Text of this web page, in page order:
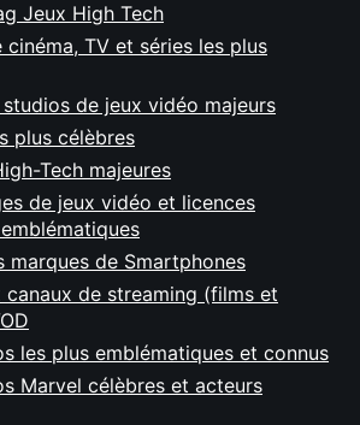
Jeux High Tech
cinéma, TV et séries les plus
de jeux vidéo majeurs
plus célèbres
Tech majeures
de jeux vidéo et licences
marques de Smartphones
canaux de streaming (films et
les plus emblématiques et connus
Marvel célèbres et acteurs